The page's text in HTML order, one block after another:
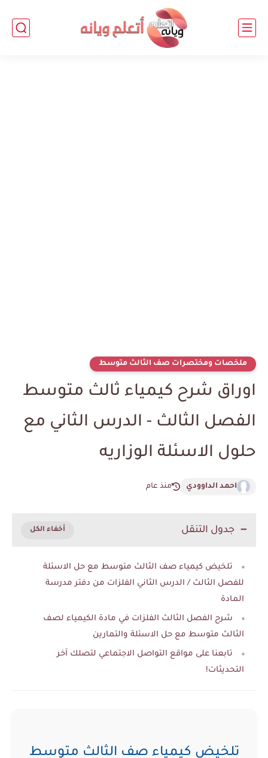
ملخصات ومختصرات صف الثالث متوسط
اوراق شرح كيمياء ثالث متوسط
الفصل الثالث - الدرس الثاني مع
حلول الاسئلة الوزاريه
احمد الداوودي منذ عام
جدول التنقل
تلخيض كيمياء صف الثالث متوسط مع حل الاسئلة
للفصل الثالث / الدرس الثاني الفلزات من دفتر مدرسة
المادة
شرح الفصل الثالث الفلزات في مادة الكيمياء لصف
الثالث متوسط مع حل الاسئلة والتمارين
تابعنا على مواقع التواصل الاجتماعي لتصلك آخر
التحديثات!
تلخيض كيمياء صف الثالث متوسط